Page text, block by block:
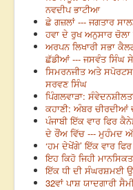
ਨਵਦੀਪ ਭਾਟੀਆ
ਛੇ ਗਜ਼ਲਾਂ --- ਜਗਤਾਰ
ਹਵਾ ਦੇ ਰੁਖ ਅਨੁਸਾਰ
ਅਰਪਨ ਲਿਖਾਰੀ ਸਭਾ
ਛੱਡੀਆਂ --- ਜਸਵੰਤ ਸਿੰਘ
ਸਿਮਰਨਜੀਤ ਅਤੇ
ਸਰਵਣ ਸਿੰਘ
ਪਿੰਗਲਵਾੜਾ:
ਕਹਾਣੀ: ਅੰਬਰ ਚੀਰਦੀਆਂ
ਪੰਜਾਬੀ ਇੱਕ ਵਾਰ ਫਿਰ
ਦੇ ਰੌਂਅ ਵਿੱਚ --- ਮੁਹੰਮਦ
‘ਹਮ ਦੇਖੇਂਗੇ’ ਇੱਕ ਵਾਰ
ਇਹ ਕਿਹੋ ਜਿਹੀ
ਇੱਕ ਧੀ ਦੀ ਸੰਘਰਸ਼ਮਈ
32ਵਾਂ ਪਾਸ਼ ਯਾਦਗਾਰੀ